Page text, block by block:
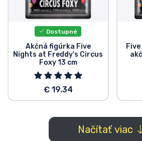
Dostupné
Akčná figúrka Five
Nights at Freddy's Circus
Foxy 13 cm
€ 19.34
Načítať viac